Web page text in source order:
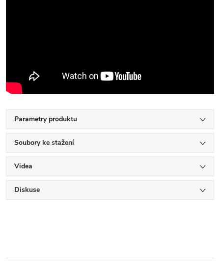
Parametry produktu
Soubory ke stažení
Videa
Diskuse